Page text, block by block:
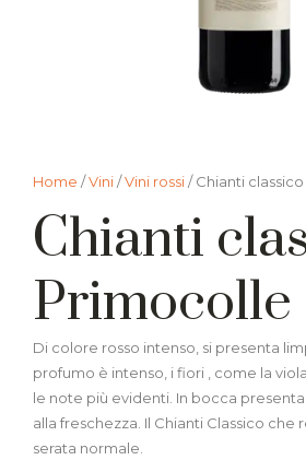
Home /Vini/Vini rossi/ Chianti
Chianti
Primocolle
Di colore rosso intenso, si presenta
profumo è intenso, i fiori , come la
le note più evidenti. In bocca
alla freschezza. Il Chianti Classico che
serata normale.